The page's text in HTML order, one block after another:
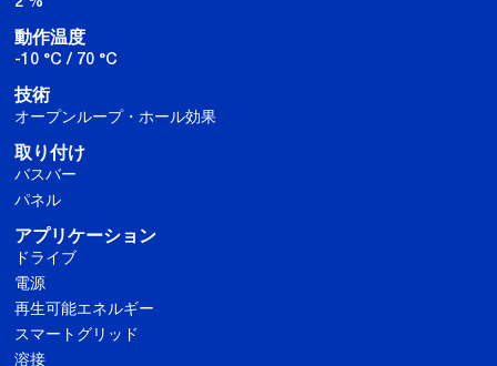
動作温度
-10 °C / 70 °C
技術
オープンループ・ホール効果
取り付け
バスバー
パネル
アプリケーション
ドライブ
電源
再生可能エネルギー
スマートグリッド
溶接